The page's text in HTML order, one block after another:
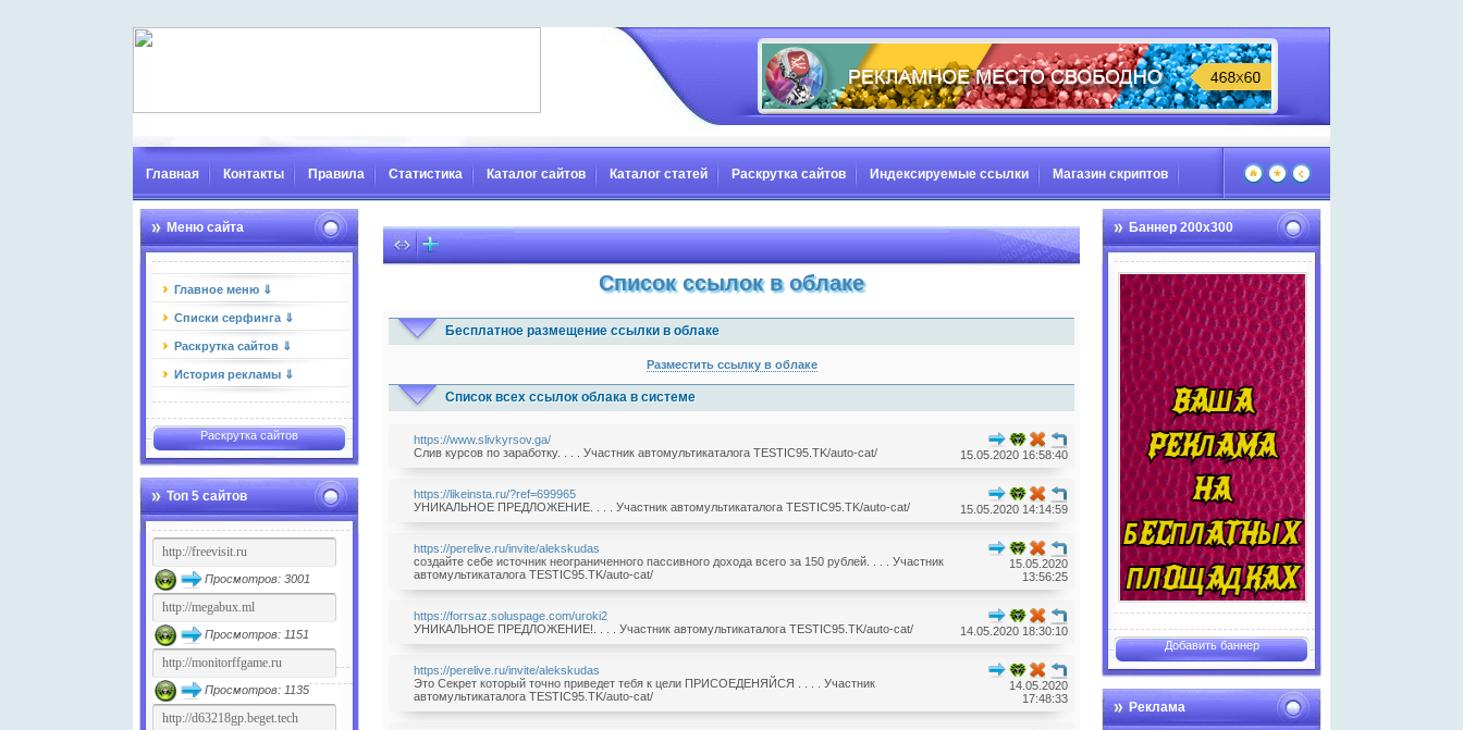
Главная Контакты Правила Статистика Каталог сайтов Каталог статей Раскрутка сайтов Индексируемые ссылки Магазин скриптов
Меню сайта
Главное меню ⇓
Списки серфинга ⇓
Раскрутка сайтов ⇓
История рекламы ⇓
Раскрутка сайтов
Топ 5 сайтов
Просмотров: 3001
Просмотров: 1151
Просмотров: 1135
Баннер 200х300
Добавить баннер
Реклама
Список ссылок в облаке
Бесплатное размещение ссылки в облаке
Разместить ссылку в облаке
Список всех ссылок облака в системе
https://www.slivkyrsov.ga/
Слив курсов по заработку. . . . Участник автомультикаталога TESTIC95.TK/auto-cat/
15.05.2020 16:58:40
https://likeinsta.ru/?ref=699965
УНИКАЛЬНОЕ ПРЕДЛОЖЕНИЕ. . . . Участник автомультикаталога TESTIC95.TK/auto-cat/
15.05.2020 14:14:59
https://perelive.ru/invite/alekskudas
создайте себе источник неограниченного пассивного дохода всего за 150 рублей. . . . Участник
автомультикаталога TESTIC95.TK/auto-cat/
15.05.2020
13:56:25
https://forrsaz.soluspage.com/uroki2
УНИКАЛЬНОЕ ПРЕДЛОЖЕНИЕ!. . . . Участник автомультикаталога TESTIC95.TK/auto-cat/
14.05.2020 18:30:10
https://perelive.ru/invite/alekskudas
Это Секрет который точно приведет тебя к цели ПРИСОЕДЕНЯЙСЯ . . . . Участник
автомультикаталога TESTIC95.TK/auto-cat/
14.05.2020
17:48:33